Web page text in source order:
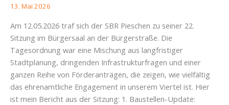
13. Mai 2026
Am 12.05.2026 traf sich der SBR Pieschen zu seiner 22.
Sitzung im Bürgersaal an der Bürgerstraße. Die
Tagesordnung war eine Mischung aus langfristiger
Stadtplanung, dringenden Infrastrukturfragen und einer
ganzen Reihe von Förderanträgen, die zeigen, wie vielfältig
das ehrenamtliche Engagement in unserem Viertel ist. Hier
ist mein Bericht aus der Sitzung: 1. Baustellen-Update: